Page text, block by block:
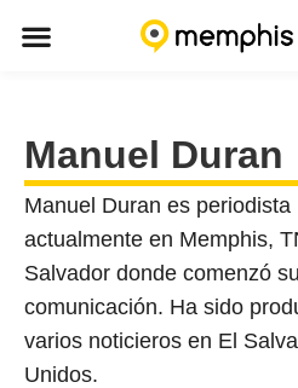
Manuel Duran
Manuel Duran es
actualmente en Memphis,
Salvador donde comenzó
comunicación. Ha sido
varios noticieros en El
Unidos.